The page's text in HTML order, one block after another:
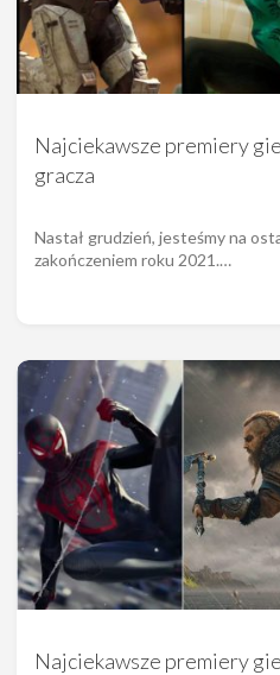
Najciekawsze premiery
gracza
Nastał grudzień, jesteśmy na
zakończeniem roku 2021.…
Najciekawsze premiery